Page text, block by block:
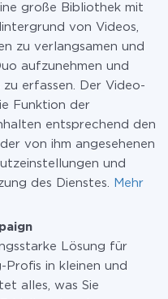
große Bibliothek mit
von Videos,
zu verlangsamen und
aufzunehmen und
erfassen. Der Video-
Funktion der
entsprechend den
von ihm angesehenen
und
des Dienstes.
Mehr
Lösung für
Profis in kleinen und
alles, was Sie